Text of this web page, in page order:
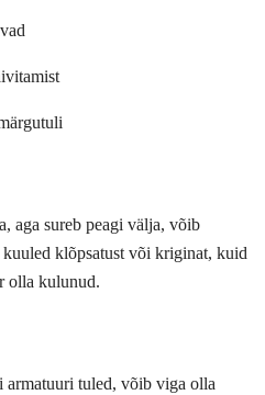
aga sureb peagi välja, võib
klõpsatust või kriginat, kuid
olla kulunud.
armatuuri tuled, võib viga olla